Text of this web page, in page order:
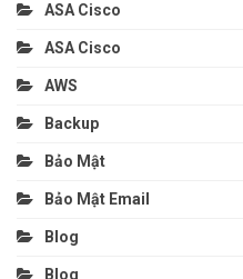
ASA Cisco
ASA Cisco
AWS
Backup
Bảo Mật
Bảo Mật Email
Blog
Blog